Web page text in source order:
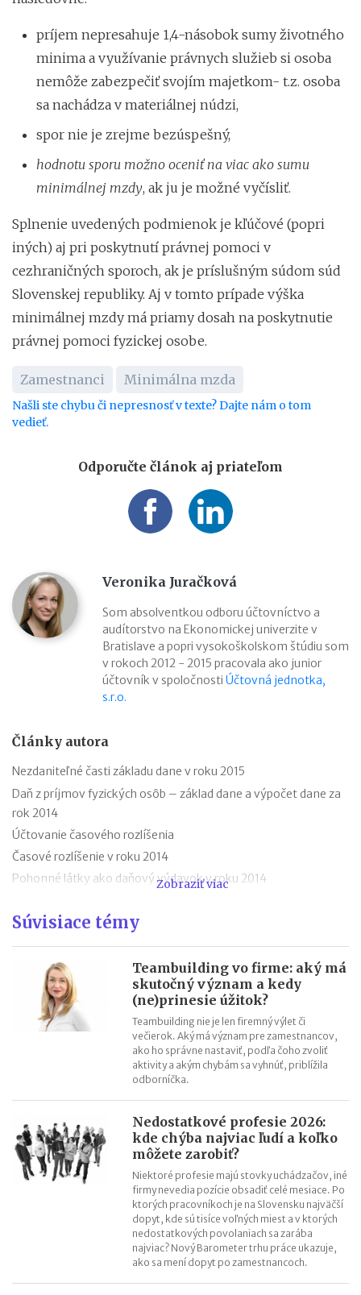
príjem nepresahuje 1,4-násobok sumy životného
minima a využívanie právnych služieb si osoba
nemôže zabezpečiť svojím majetkom- t.z. osoba
sa nachádza v materiálnej núdzi,
spor nie je zrejme bezúspešný,
hodnotu sporu možno oceniť na viac ako sumu
minimálnej mzdy, ak ju je možné vyčísliť.
Splnenie uvedených podmienok je kľúčové (popri
iných) aj pri poskytnutí právnej pomoci v
cezhraničných sporoch, ak je príslušným súdom súd
Slovenskej republiky. Aj v tomto prípade výška
minimálnej mzdy má priamy dosah na poskytnutie
právnej pomoci fyzickej osobe.
Zamestnanci Minimálna mzda
Našli ste chybu či nepresnosť v texte? Dajte nám o tom
vedieť.
Odporučte článok aj priateľom
Veronika Juračková
Som absolventkou odboru účtovníctvo a
audítorstvo na Ekonomickej univerzite v
Bratislave a popri vysokoškolskom štúdiu som
v rokoch 2012 - 2015 pracovala ako junior
účtovník v spoločnosti Účtovná jednotka,
s.r.o.
Články autora
Nezdaniteľné časti základu dane v roku 2015
Daň z príjmov fyzických osôb – základ dane a výpočet dane za
rok 2014
Účtovanie časového rozlíšenia
Časové rozlíšenie v roku 2014
Pohonné látky ako daňový výdavok v roku 2014
Odpustenie odvodov pri zamestnávaní dlhodobo
Dane a odvody pri zamestnaní dôchodcu v roku 2014
Odvody starobného dôchodcu
Odvody invalidného dôchodcu
Zobraziť viac
Súvisiace témy
Teambuilding vo firme: aký má
skutočný význam a kedy
(ne)prinesie úžitok?
Teambuilding nie je len firemný výlet či
večierok. Aký má význam pre zamestnancov,
ako ho správne nastaviť, podľa čoho zvoliť
aktivity a akým chybám sa vyhnúť, priblížila
odborníčka.
Nedostatkové profesie 2026:
kde chýba najviac ľudí a koľko
môžete zarobiť?
Niektoré profesie majú stovky uchádzačov, iné
firmy nevedia pozície obsadiť celé mesiace. Po
ktorých pracovníkoch je na Slovensku najväčší
dopyt, kde sú tisíce voľných miest a v ktorých
nedostatkových povolaniach sa zarába
najviac? Nový Barometer trhu práce ukazuje,
ako sa mení dopyt po zamestnancoch.